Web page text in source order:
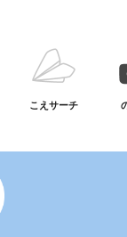
こえサーチ